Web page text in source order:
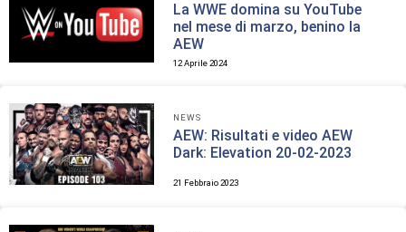
La WWE domina su YouTube
nel mese di marzo, benino la
AEW
12 Aprile 2024
NEWS
AEW: Risultati e video AEW
Dark: Elevation 20-02-2023
21 Febbraio 2023